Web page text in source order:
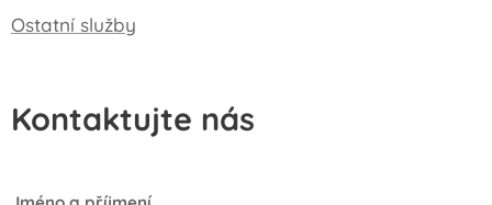
Ostatní služby
Kontaktujte nás